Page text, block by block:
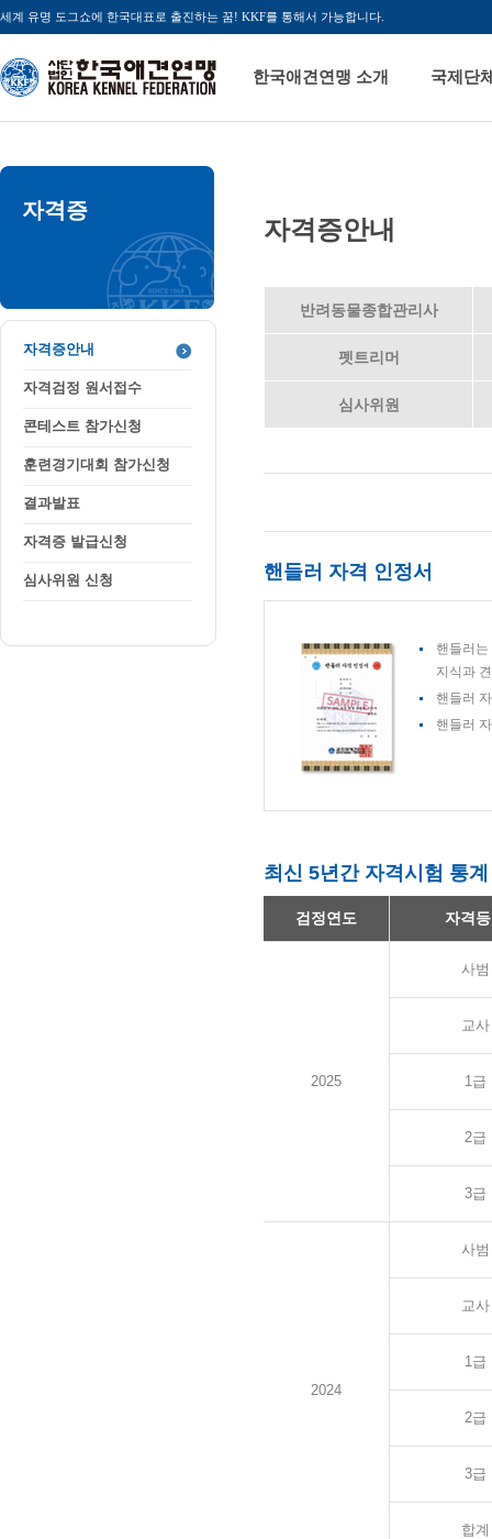
세계 유명 도그쇼에 한국대표로 출진하는 꿈! KKF를 통해서 가능합니다.
한국애견연맹 소개 국제단
자격증
자격증안내
자격검정 원서접수
콘테스트 참가신청
훈련경기대회 참가신청
결과발표
자격증 발급신청
심사위원 신청
자격증안내
반려동물종합관리사
펫트리머
심사위원
핸들러 자격 인정서
핸들러
지식과
핸들러
핸들러
최신 5년간 자격시험 통계
검정연도 자격
2025
사범
교사
1급
2급
3급
2024
사범
교사
1급
2급
3급
합계